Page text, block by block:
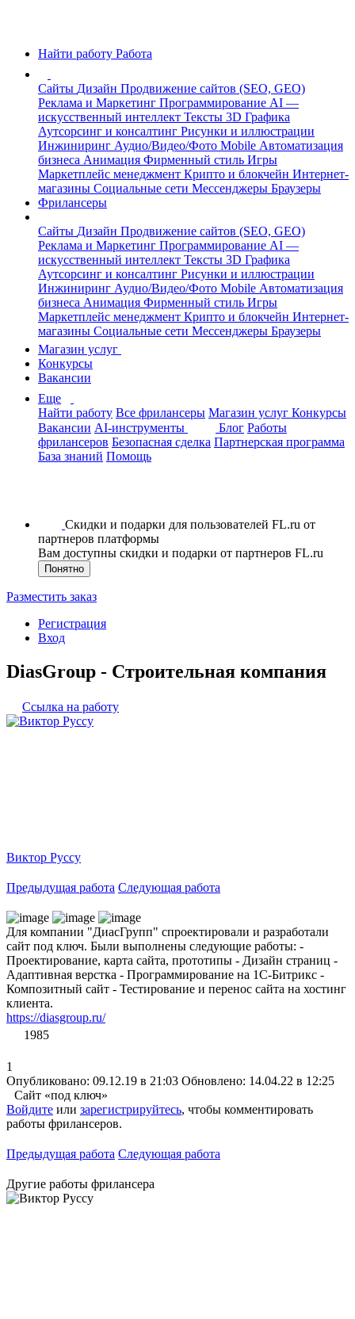
Найти работу Работа
Сайты Дизайн Продвижение сайтов (SEO, GEO)
Реклама и Маркетинг Программирование AI —
искусственный интеллект Тексты 3D Графика
Аутсорсинг и консалтинг Рисунки и иллюстрации
Инжиниринг Аудио/Видео/Фото Mobile Автоматизация
бизнеса Анимация Фирменный стиль Игры
Маркетплейс менеджмент Крипто и блокчейн Интернет-
магазины Социальные сети Мессенджеры Браузеры
Фрилансеры
Сайты Дизайн Продвижение сайтов (SEO, GEO)
Реклама и Маркетинг Программирование AI —
искусственный интеллект Тексты 3D Графика
Аутсорсинг и консалтинг Рисунки и иллюстрации
Инжиниринг Аудио/Видео/Фото Mobile Автоматизация
бизнеса Анимация Фирменный стиль Игры
Маркетплейс менеджмент Крипто и блокчейн Интернет-
магазины Социальные сети Мессенджеры Браузеры
Магазин услуг
Конкурсы
Вакансии
Еще
Найти работу Все фрилансеры Магазин услуг Конкурсы
Вакансии AI-инструменты Блог Работы
фрилансеров Безопасная сделка Партнерская программа
База знаний Помощь
Скидки и подарки для пользователей FL.ru от
партнеров платформы
Вам доступны скидки и подарки от партнеров FL.ru
Понятно
Разместить заказ
Регистрация
Вход
DiasGroup - Строительная компания
Ссылка на работу
Виктор Руссу
Предыдущая работа Следующая работа
Для компании "ДиасГрупп" спроектировали и разработали
сайт под ключ. Были выполнены следующие работы: -
Проектирование, карта сайта, прототипы - Дизайн страниц -
Адаптивная верстка - Программирование на 1С-Битрикс -
Композитный сайт - Тестирование и перенос сайта на хостинг
клиента.
https://diasgroup.ru/
1985
1
Опубликовано: 09.12.19 в 21:03 Обновлено: 14.04.22 в 12:25
Сайт «под ключ»
Войдите или зарегистрируйтесь, чтобы комментировать
работы фрилансеров.
Предыдущая работа Следующая работа
Другие работы фрилансера